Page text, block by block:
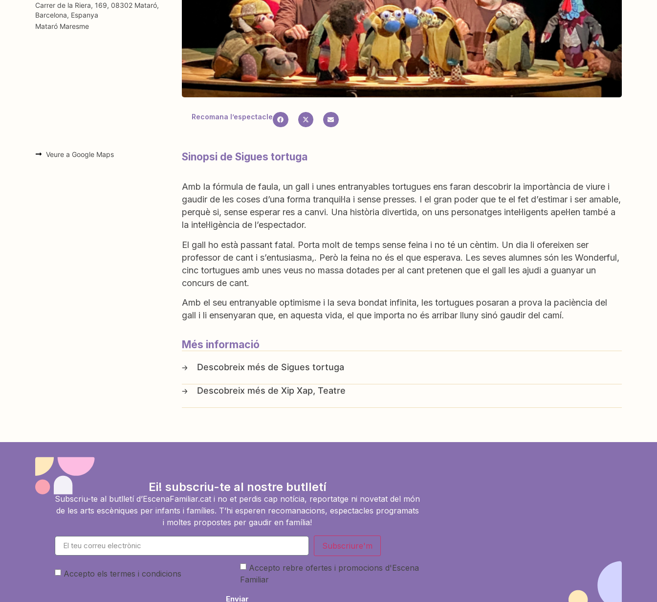
Carrer de la Riera, 169, 08302 Mataró,
Barcelona, Espanya
Mataró Maresme
Veure a Google Maps
Recomana l’espectacle
Sinopsi de Sigues tortuga
Amb la fórmula de faula, un gall i unes entranyables tortugues ens faran descobrir la importància de viure i
gaudir de les coses d’una forma tranquil·la i sense presses. I el gran poder que te el fet d’estimar i ser amable,
perquè si, sense esperar res a canvi. Una història divertida, on uns personatges intel·ligents apel·len també a
la intel·ligència de l’espectador.
El gall ho està passant fatal. Porta molt de temps sense feina i no té un cèntim. Un dia li ofereixen ser
professor de cant i s’entusiasma,. Però la feina no és el que esperava. Les seves alumnes són les Wonderful,
cinc tortugues amb unes veus no massa dotades per al cant pretenen que el gall les ajudi a guanyar un
concurs de cant.
Amb el seu entranyable optimisme i la seva bondat infinita, les tortugues posaran a prova la paciència del
gall i li ensenyaran que, en aquesta vida, el que importa no és arribar lluny sinó gaudir del camí.
Més informació
Sigues tortuga
Xip Xap, Teatre
Ei! subscriu-te al nostre butlletí
Subscriu-te al butlletí d’EscenaFamiliar.cat i no et perdis cap notícia, reportatge ni novetat del món
de les arts escèniques per infants i famílies. T’hi esperen recomanacions, espectacles programats
i moltes propostes per gaudir en família!
Subscriure'm
Accepto els termes i condicions
Accepto rebre ofertes i promocions d'Escena
Familiar
Enviar